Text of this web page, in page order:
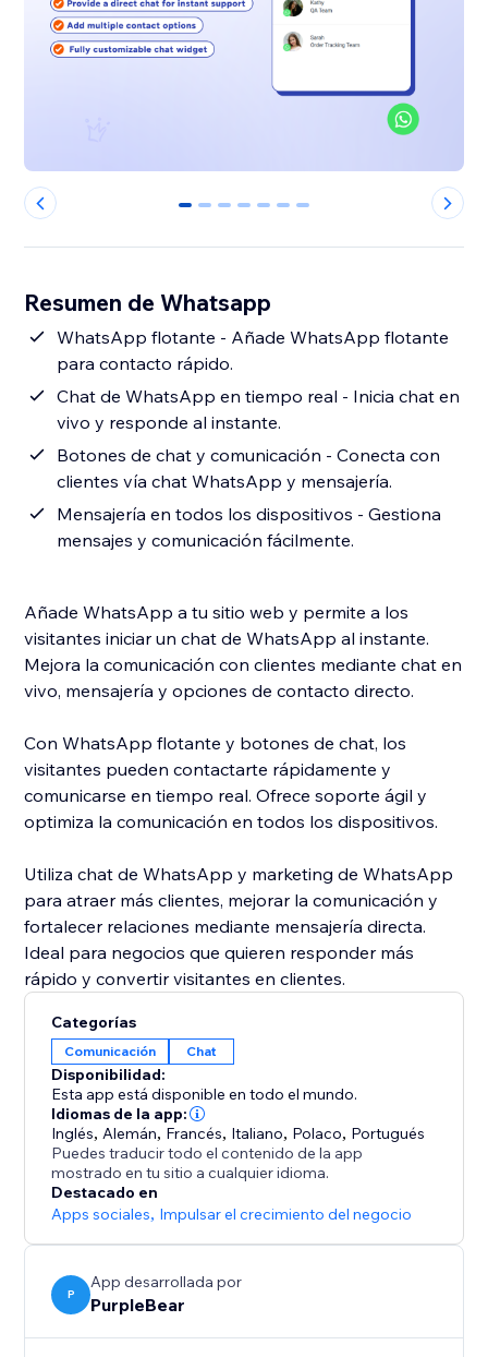
0 1 2 3 4 5 6
Resumen de Whatsapp
WhatsApp flotante - Añade WhatsApp flotante
para contacto rápido.
Chat de WhatsApp en tiempo real - Inicia chat en
vivo y responde al instante.
Botones de chat y comunicación - Conecta con
clientes vía chat WhatsApp y mensajería.
Mensajería en todos los dispositivos - Gestiona
mensajes y comunicación fácilmente.
Añade WhatsApp a tu sitio web y permite a los
visitantes iniciar un chat de WhatsApp al instante.
Mejora la comunicación con clientes mediante chat en
vivo, mensajería y opciones de contacto directo.
Con WhatsApp flotante y botones de chat, los
visitantes pueden contactarte rápidamente y
comunicarse en tiempo real. Ofrece soporte ágil y
optimiza la comunicación en todos los dispositivos.
Utiliza chat de WhatsApp y marketing de WhatsApp
para atraer más clientes, mejorar la comunicación y
fortalecer relaciones mediante mensajería directa.
Ideal para negocios que quieren responder más
rápido y convertir visitantes en clientes.
Categorías
Comunicación Chat
Disponibilidad:
Esta app está disponible en todo el mundo.
Idiomas de la app:
Inglés, Alemán, Francés, Italiano, Polaco, Portugués
Puedes traducir todo el contenido de la app
mostrado en tu sitio a cualquier idioma.
Destacado en
Apps sociales, Impulsar el crecimiento del negocio
P
App desarrollada por
PurpleBear